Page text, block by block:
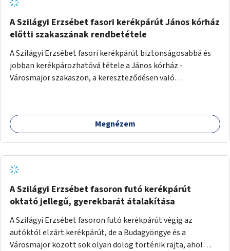
A Szilágyi Erzsébet fasori kerékpárút János kórház
előtti szakaszának rendbetétele
A Szilágyi Erzsébet fasori kerékpárút biztonságosabbá és
jobban kerékpározhatóvá tétele a János kórház -
Városmajor szakaszon, a kereszteződésen való
forgalomtól való jobb elkülönítésével, esetleg ésszerűbb
útvonal kijelölésével.
Megnézem
A Szilágyi Erzsébet fasoron futó kerékpárút
oktató jellegű, gyerekbarát átalakítása
A Szilágyi Erzsébet fasoron futó kerékpárút végig az
autóktól elzárt kerékpárút, de a Budagyöngye és a
Városmajor között sok olyan dolog történik rajta, ahol